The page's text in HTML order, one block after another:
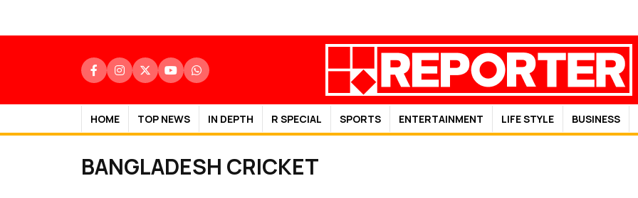
HOME TOP NEWS IN DEPTH R SPECIAL SPORTS ENTERTAINMENT LIFE STYLE BUSINESS
BANGLADESH CRICKET